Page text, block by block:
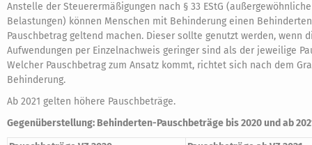
Anstelle der Steuerermäßigungen nach § 33 EStG (außergewöhnliche
Belastungen) können Menschen mit Behinderung einen
Pauschbetrag geltend machen. Dieser sollte genutzt werden, wenn
Aufwendungen per Einzelnachweis geringer sind als der jeweilige
Welcher Pauschbetrag zum Ansatz kommt, richtet sich nach dem
Behinderung.
Ab 2021 gelten höhere Pauschbeträge.
Gegenüberstellung: Behinderten-Pauschbeträge bis 2020 und ab